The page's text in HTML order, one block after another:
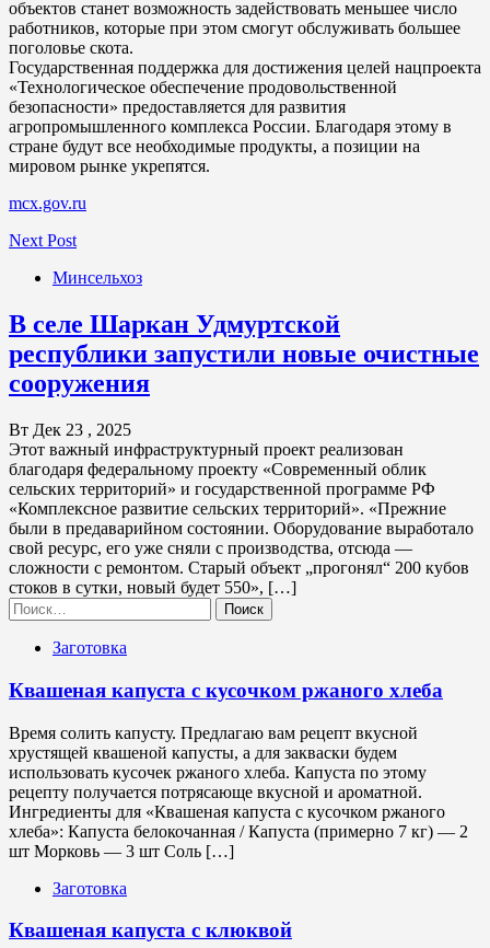
объектов станет возможность задействовать меньшее число
работников, которые при этом смогут обслуживать большее
поголовье скота.
Государственная поддержка для достижения целей нацпроекта
«Технологическое обеспечение продовольственной
безопасности» предоставляется для развития
агропромышленного комплекса России. Благодаря этому в
стране будут все необходимые продукты, а позиции на
мировом рынке укрепятся.
mcx.gov.ru
Next Post
Минсельхоз
В селе Шаркан Удмуртской
республики запустили новые очистные
сооружения
Вт Дек 23 , 2025
Этот важный инфраструктурный проект реализован
благодаря федеральному проекту «Современный облик
сельских территорий» и государственной программе РФ
«Комплексное развитие сельских территорий». «Прежние
были в предаварийном состоянии. Оборудование выработало
свой ресурс, его уже сняли с производства, отсюда —
сложности с ремонтом. Старый объект „прогонял“ 200 кубов
стоков в сутки, новый будет 550», […]
Найти:
Заготовка
Квашеная капуста с кусочком ржаного хлеба
Время солить капусту. Предлагаю вам рецепт вкусной
хрустящей квашеной капусты, а для закваски будем
использовать кусочек ржаного хлеба. Капуста по этому
рецепту получается потрясающе вкусной и ароматной.
Ингредиенты для «Квашеная капуста с кусочком ржаного
хлеба»: Капуста белокочанная / Капустa (примерно 7 кг) — 2
шт Морковь — 3 шт Соль […]
Заготовка
Квашеная капуста с клюквой